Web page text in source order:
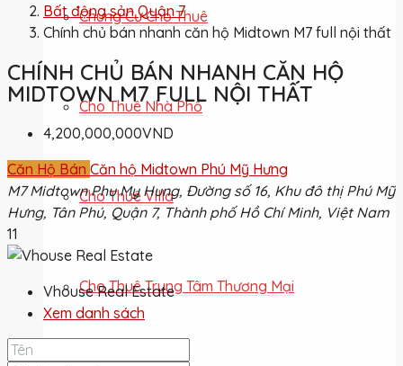
Chung Cư Cho Thuê
Cho Thuê Nhà Phố
Cho Thuê Villa
Cho Thuê Trung Tâm Thương Mại
Bất động sản Quận 7
Chính chủ bán nhanh căn hộ Midtown M7 full nội thất
CHÍNH CHỦ BÁN NHANH CĂN HỘ
MIDTOWN M7 FULL NỘI THẤT
4,200,000,000VND
Căn Hộ Bán Căn hộ Midtown Phú Mỹ Hưng
M7 Midtown Phu My Hung, Đường số 16, Khu đô thị Phú Mỹ
Hưng, Tân Phú, Quận 7, Thành phố Hồ Chí Minh, Việt Nam
11
Vhouse Real Estate
Xem danh sách